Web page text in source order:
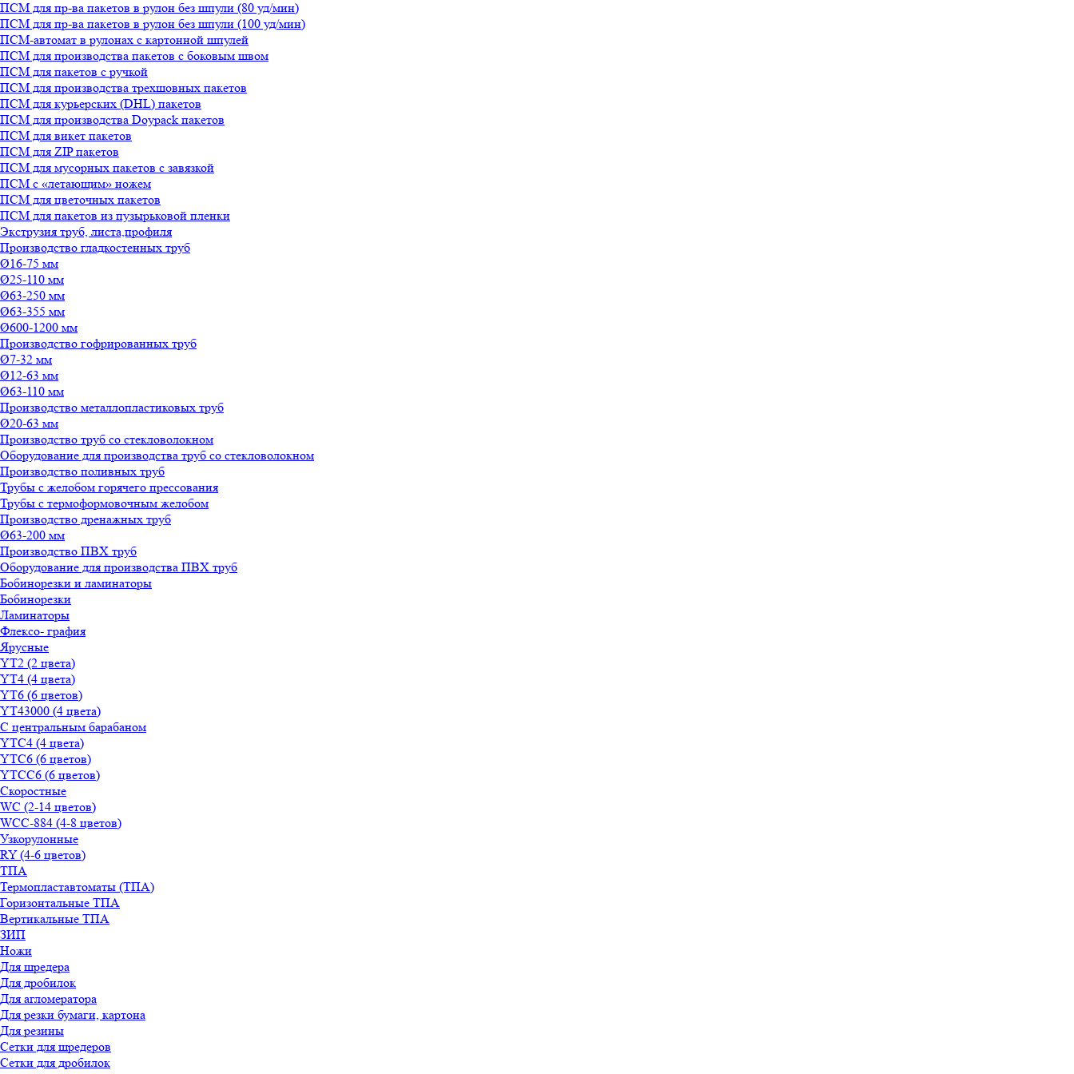
ПСМ для пр-ва пакетов в рулон без шпули (80 уд/мин)
ПСМ для пр-ва пакетов в рулон без шпули (100 уд/мин)
ПСМ-автомат в рулонах с картонной шпулей
ПСМ для производства пакетов с боковым швом
ПСМ для пакетов с ручкой
ПСМ для производства трехшовных пакетов
ПСМ для курьерских (DHL) пакетов
ПСМ для производства Doypack пакетов
ПСМ для викет пакетов
ПСМ для ZIP пакетов
ПСМ для мусорных пакетов с завязкой
ПСМ с «летающим» ножем
ПСМ для цветочных пакетов
ПСМ для пакетов из пузырьковой пленки
Экструзия труб, листа,профиля
Производство гладкостенных труб
Ø16-75 мм
Ø25-110 мм
Ø63-250 мм
Ø63-355 мм
Ø600-1200 мм
Производство гофрированных труб
Ø7-32 мм
Ø12-63 мм
Ø63-110 мм
Производство металлопластиковых труб
Ø20-63 мм
Производство труб со стекловолокном
Оборудование для производства труб со стекловолокном
Производство поливных труб
Трубы с желобом горячего прессования
Трубы с термоформовочным желобом
Производство дренажных труб
Ø63-200 мм
Производство ПВХ труб
Оборудование для производства ПВХ труб
Бобинорезки и ламинаторы
Бобинорезки
Ламинаторы
Флексо- графия
Ярусные
YT2 (2 цвета)
YT4 (4 цвета)
YT6 (6 цветов)
YT43000 (4 цвета)
С центральным барабаном
YТС4 (4 цвета)
YТС6 (6 цветов)
YТСC6 (6 цветов)
Скоростные
WС (2-14 цветов)
WСС-884 (4-8 цветов)
Узкорулонные
RY (4-6 цветов)
ТПА
Термопластавтоматы (ТПА)
Горизонтальные ТПА
Вертикальные ТПА
ЗИП
Ножи
Для шредера
Для дробилок
Для агломератора
Для резки бумаги, картона
Для резины
Сетки для шредеров
Сетки для дробилок